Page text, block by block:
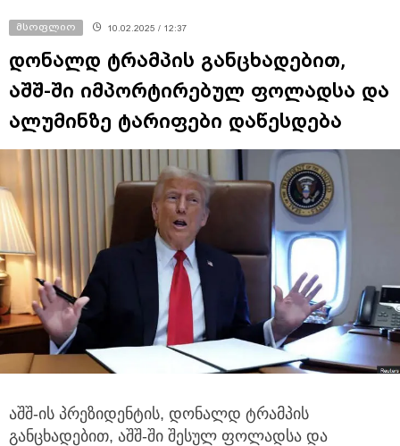
მსოფლიო 10.02.2025 / 12:37
დონალდ ტრამპის განცხადებით,
აშშ-ში იმპორტირებულ ფოლადსა და
ალუმინზე ტარიფები დაწესდება
აშშ-ის პრეზიდენტის, დონალდ ტრამპის
განცხადებით, აშშ-ში შესულ ფოლადსა და